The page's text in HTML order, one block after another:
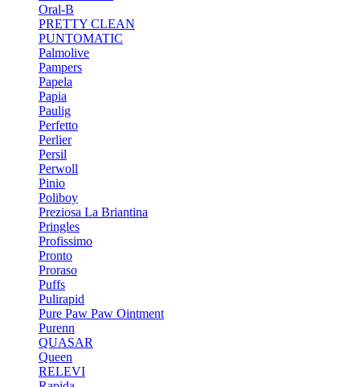
Oral-B
PRETTY CLEAN
PUNTOMATIC
Palmolive
Pampers
Papela
Papia
Paulig
Perfetto
Perlier
Persil
Perwoll
Pinio
Poliboy
Preziosa La Briantina
Pringles
Profissimo
Pronto
Proraso
Puffs
Pulirapid
Pure Paw Paw Ointment
Purenn
QUASAR
Queen
RELEVI